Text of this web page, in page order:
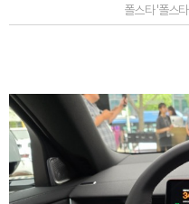
폴스타 '폴스